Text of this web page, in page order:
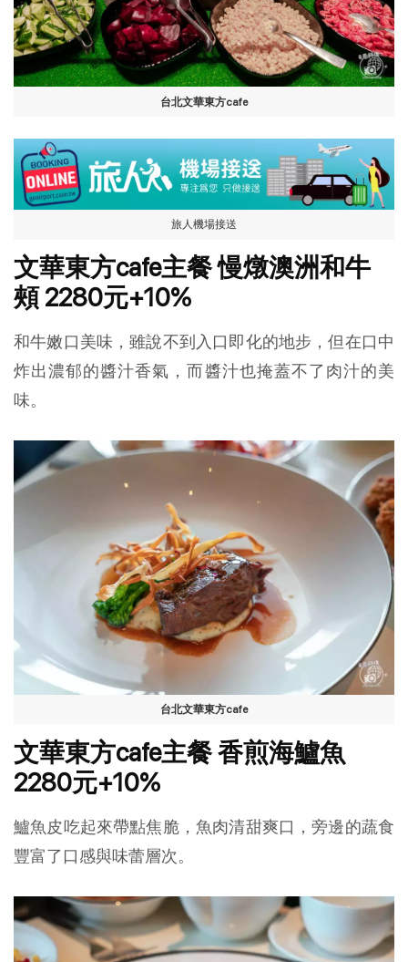
台北文華東方cafe
旅人機場接送
文華東方cafe主餐 慢燉澳洲和牛
頰 2280元+10%
和牛嫩口美味，雖說不到入口即化的地步，但在口中
炸出濃郁的醬汁香氣，而醬汁也掩蓋不了肉汁的美
味。
台北文華東方cafe
文華東方cafe主餐 香煎海鱸魚
2280元+10%
鱸魚皮吃起來帶點焦脆，魚肉清甜爽口，旁邊的蔬食
豐富了口感與味蕾層次。